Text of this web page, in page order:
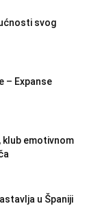
svog
– Expanse
emotivnom
u Španiji